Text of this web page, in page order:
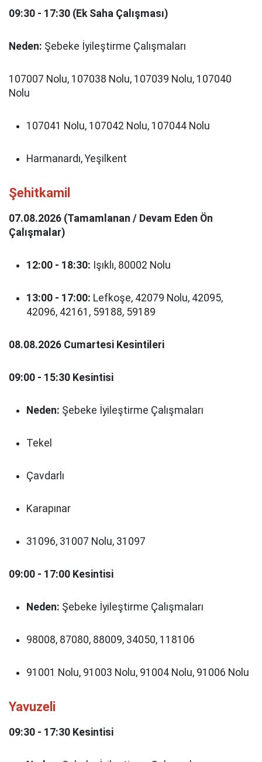
09:30 - 17:30 (Ek Saha Çalışması)
Neden: Şebeke İyileştirme Çalışmaları
107007 Nolu, 107038 Nolu, 107039 Nolu, 107040
Nolu
107041 Nolu, 107042 Nolu, 107044 Nolu
Harmanardı, Yeşilkent
Şehitkamil
07.08.2026 (Tamamlanan / Devam Eden Ön
Çalışmalar)
12:00 - 18:30: Işıklı, 80002 Nolu
13:00 - 17:00: Lefkoşe, 42079 Nolu, 42095,
42096, 42161, 59188, 59189
08.08.2026 Cumartesi Kesintileri
09:00 - 15:30 Kesintisi
Neden: Şebeke İyileştirme Çalışmaları
Tekel
Çavdarlı
Karapınar
31096, 31007 Nolu, 31097
09:00 - 17:00 Kesintisi
Neden: Şebeke İyileştirme Çalışmaları
98008, 87080, 88009, 34050, 118106
91001 Nolu, 91003 Nolu, 91004 Nolu, 91006 Nolu
Yavuzeli
09:30 - 17:30 Kesintisi